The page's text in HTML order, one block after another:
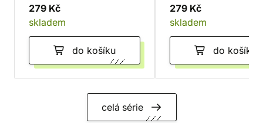
279 Kč
skladem
do košíku
279 Kč
skladem
do košíku
celá série